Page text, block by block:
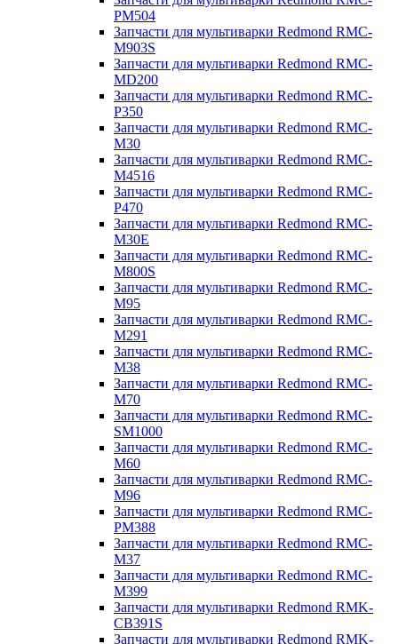
PM504
Запчасти для мультиварки Redmond RMC-
M903S
Запчасти для мультиварки Redmond RMC-
MD200
Запчасти для мультиварки Redmond RMC-
P350
Запчасти для мультиварки Redmond RMC-
M30
Запчасти для мультиварки Redmond RMC-
M4516
Запчасти для мультиварки Redmond RMC-
P470
Запчасти для мультиварки Redmond RMC-
M30E
Запчасти для мультиварки Redmond RMC-
M800S
Запчасти для мультиварки Redmond RMC-
M95
Запчасти для мультиварки Redmond RMC-
M291
Запчасти для мультиварки Redmond RMC-
M38
Запчасти для мультиварки Redmond RMC-
M70
Запчасти для мультиварки Redmond RMC-
SM1000
Запчасти для мультиварки Redmond RMC-
M60
Запчасти для мультиварки Redmond RMC-
M96
Запчасти для мультиварки Redmond RMC-
PM388
Запчасти для мультиварки Redmond RMC-
M37
Запчасти для мультиварки Redmond RMC-
M399
Запчасти для мультиварки Redmond RMK-
CB391S
Запчасти для мультиварки Redmond RMK-